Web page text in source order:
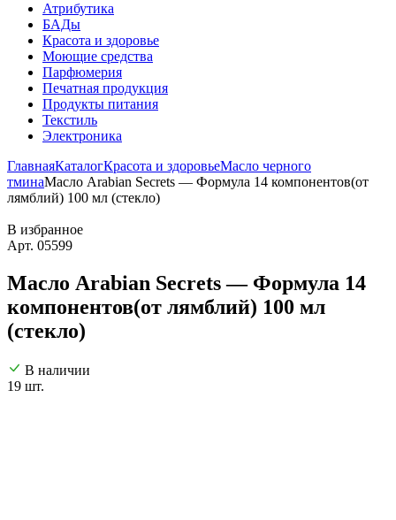
Атрибутика
БАДы
Красота и здоровье
Моющие средства
Парфюмерия
Печатная продукция
Продукты питания
Текстиль
Электроника
ГлавнаяКаталогКрасота и здоровьеМасло черного
тминаМасло Arabian Secrets — Формула 14 компонентов(от
лямблий) 100 мл (стекло)
В избранное
Арт. 05599
Масло Arabian Secrets — Формула 14
компонентов(от лямблий) 100 мл
(стекло)
В наличии
19 шт.